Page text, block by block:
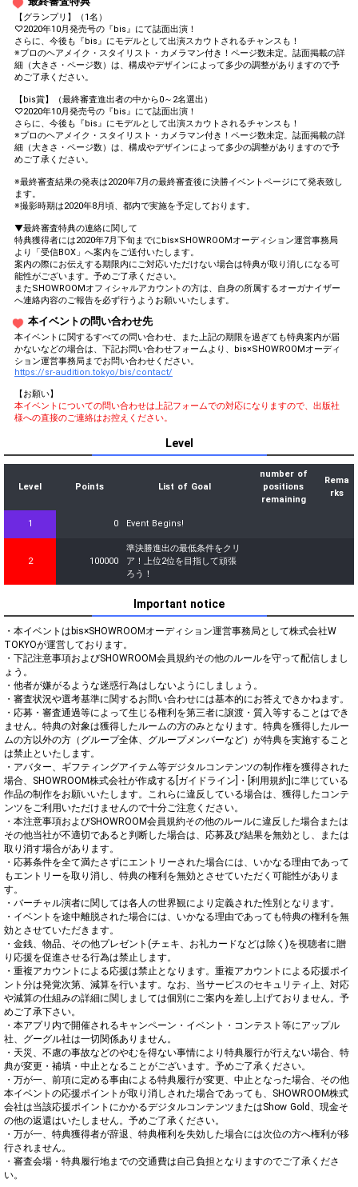
【グランプリ】（1名）
♡2020年10月発売号の『bis』にて誌面出演！
さらに、今後も『bis』にモデルとして出演スカウトされるチャンスも！
※プロのヘアメイク・スタイリスト・カメラマン付き！ページ数未定。誌面掲載の詳
細（大きさ・ページ数）は、構成やデザインによって多少の調整がありますので予
めご了承ください。
【bis賞】（最終審査進出者の中から0～2名選出）
♡2020年10月発売号の『bis』にて誌面出演！
さらに、今後も『bis』にモデルとして出演スカウトされるチャンスも！
※プロのヘアメイク・スタイリスト・カメラマン付き！ページ数未定。誌面掲載の詳
細（大きさ・ページ数）は、構成やデザインによって多少の調整がありますので予
めご了承ください。
※最終審査結果の発表は2020年7月の最終審査後に決勝イベントページにて発表致し
ます。
※撮影時期は2020年8月頃、都内で実施を予定しております。
▼最終審査特典の連絡に関して
特典獲得者には2020年7月下旬までにbis×SHOWROOMオーディション運営事務局
より「受信BOX」へ案内をご送付いたします。
案内の際にお伝えする期限内にご対応いただけない場合は特典が取り消しになる可
能性がございます。予めご了承ください。
またSHOWROOMオフィシャルアカウントの方は、自身の所属するオーガナイザー
へ連絡内容のご報告を必ず行うようお願いいたします。
本イベントの問い合わせ先
本イベントに関するすべての問い合わせ、また上記の期限を過ぎても特典案内が届
かないなどの場合は、下記お問い合わせフォームより、bis×SHOWROOMオーディ
ション運営事務局までお問い合わせください。
https://sr-audition.tokyo/bis/contact/
【お願い】
本イベントについての問い合わせは上記フォームでの対応になりますので、出版社
様への直接のご連絡はお控えください。
Level
Level Points List of Goal
number of
positions
remaining
Rema
rks
1 0 Event Begins!
2 100000
準決勝進出の最低条件をクリ
ア！上位2位を目指して頑張
ろう！
Important notice
・本イベントはbis×SHOWROOMオーディション運営事務局として株式会社W
TOKYOが運営しております。
・下記注意事項およびSHOWROOM会員規約その他のルールを守って配信しまし
ょう。
・他者が嫌がるような迷惑行為はしないようにしましょう。
・審査状況や選考基準に関するお問い合わせには基本的にお答えできかねます。
・応募・審査通過等によって生じる権利を第三者に譲渡・質入等することはでき
ません。特典の対象は獲得したルームの方のみとなります。特典を獲得したルー
ムの方以外の方（グループ全体、グループメンバーなど）が特典を実施すること
は禁止といたします。
・アバター、ギフティングアイテム等デジタルコンテンツの制作権を獲得された
場合、SHOWROOM株式会社が作成する[ガイドライン]・[利用規約]に準じている
作品の制作をお願いいたします。これらに違反している場合は、獲得したコンテ
ンツをご利用いただけませんので十分ご注意ください。
・本注意事項およびSHOWROOM会員規約その他のルールに違反した場合または
その他当社が不適切であると判断した場合は、応募及び結果を無効とし、または
取り消す場合があります。
・応募条件を全て満たさずにエントリーされた場合には、いかなる理由であって
もエントリーを取り消し、特典の権利を無効とさせていただく可能性がありま
す。
・バーチャル演者に関しては各人の世界観により定義された性別となります。
・イベントを途中離脱された場合には、いかなる理由であっても特典の権利を無
効とさせていただきます。
・金銭、物品、その他プレゼント(チェキ、お礼カードなどは除く)を視聴者に贈
り応援を促進させる行為は禁止します。
・重複アカウントによる応援は禁止となります。重複アカウントによる応援ポイ
ント分は発覚次第、減算を行います。なお、当サービスのセキュリティ上、対応
や減算の仕組みの詳細に関しましては個別にご案内を差し上げておりません。予
めご了承下さい。
・本アプリ内で開催されるキャンペーン・イベント・コンテスト等にアップル
社、グーグル社は一切関係ありません。
・天災、不慮の事故などのやむを得ない事情により特典履行が行えない場合、特
典が変更・補填・中止となることがございます。予めご了承ください。
・万が一、前項に定める事由による特典履行が変更、中止となった場合、その他
本イベントの応援ポイントが取り消しされた場合であっても、SHOWROOM株式
会社は当該応援ポイントにかかるデジタルコンテンツまたはShow Gold、現金そ
の他の返還はいたしません。予めご了承ください。
・万が一、特典獲得者が辞退、特典権利を失効した場合には次位の方へ権利が移
行されません。
・審査会場・特典履行地までの交通費は自己負担となりますのでご了承くださ
い。